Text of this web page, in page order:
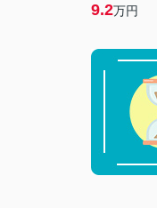
9.2万円